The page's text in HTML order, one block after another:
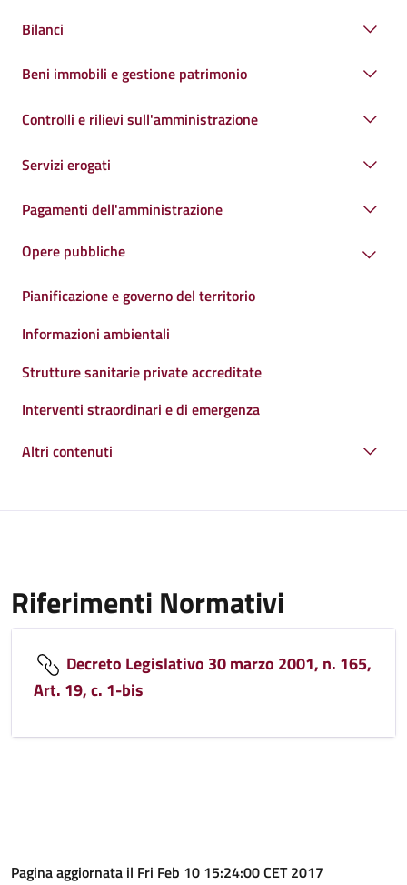
Bilanci
Beni immobili e gestione patrimonio
Controlli e rilievi sull'amministrazione
Servizi erogati
Pagamenti dell'amministrazione
Opere pubbliche
Pianificazione e governo del territorio
Informazioni ambientali
Strutture sanitarie private accreditate
Interventi straordinari e di emergenza
Altri contenuti
Riferimenti Normativi
Decreto Legislativo 30 marzo 2001, n. 165,
Art. 19, c. 1-bis
Pagina aggiornata il Fri Feb 10 15:24:00 CET 2017